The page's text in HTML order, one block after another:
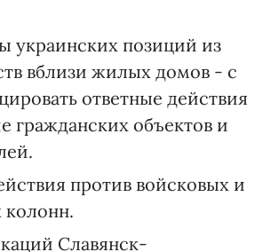
украинских позиций из
вблизи жилых домов - с
ответные действия
гражданских объектов и
против войсковых и
колонн.
Славянск-